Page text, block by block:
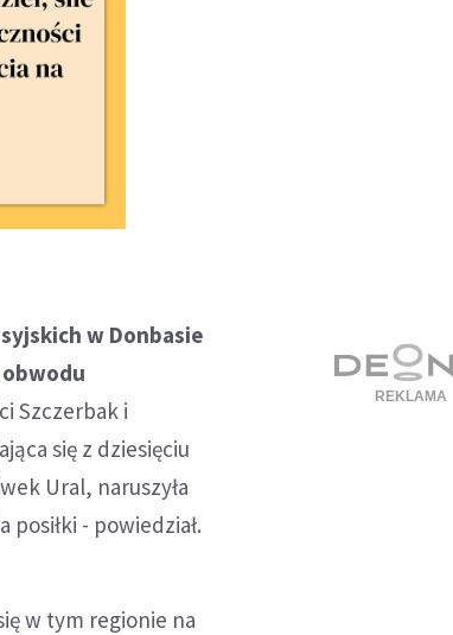
w Donbasie
Szczerbak i
się z dziesięciu
Ural, naruszyła
posiłki - powiedział.
w tym regionie na